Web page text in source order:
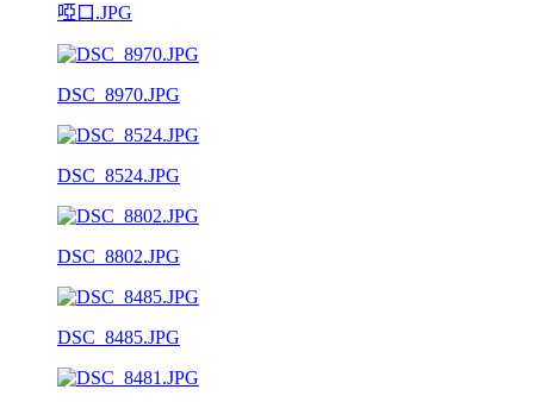
啞口.JPG
DSC_8970.JPG
DSC_8524.JPG
DSC_8802.JPG
DSC_8485.JPG